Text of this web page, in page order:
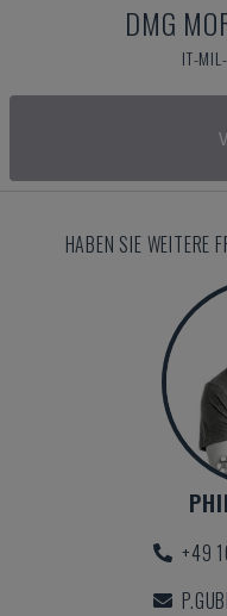
DMG
IT-
HABEN SIE WEITERE
+49